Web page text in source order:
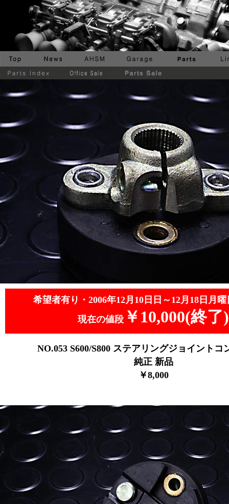
希望者有り・2006年12月10日日～12月18日月曜
現在の値段 ￥10,000(終了)
NO.053 S600/S800 ステアリングジョイントコ
純正 新品
￥8,000